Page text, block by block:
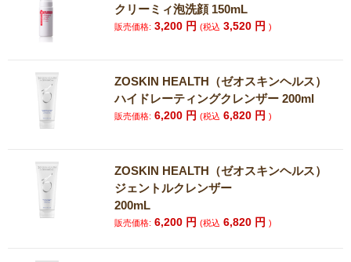
クリーミィ泡洗顔 150mL
販売価格: 3,200 円(税込 3,520 円)
ZOSKIN HEALTH（ゼオスキンヘルス）
ハイドレーティングクレンザー 200ml
販売価格: 6,200 円(税込 6,820 円)
ZOSKIN HEALTH（ゼオスキンヘルス）
ジェントルクレンザー
200mL
販売価格: 6,200 円(税込 6,820 円)